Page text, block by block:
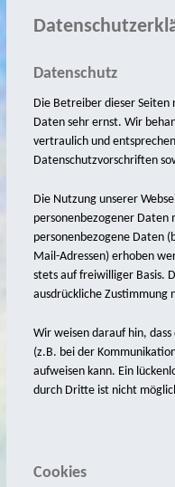
2020
2017
2016
2013
neue Bilder
2022
2021
2020
2019
2018
2017
Datenschutz
Die Betreiber dieser Seiten
Daten sehr ernst. Wir
vertraulich und
Datenschutzvorschriften
Die Nutzung unserer
personenbezogener Daten
personenbezogene Daten
Mail-Adressen) erhoben
stets auf freiwilliger Basis.
ausdrückliche
Wir weisen darauf hin,
(z.B. bei der
aufweisen kann. Ein
durch Dritte ist nicht
Cookies